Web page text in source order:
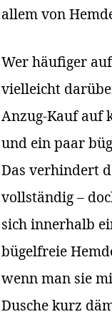
allem von
Wer häufiger
vielleicht
Anzug-Kauf auf
und ein paar
Das verhindert
vollständig –
sich innerhalb
bügelfreie
wenn man sie
Dusche kurz